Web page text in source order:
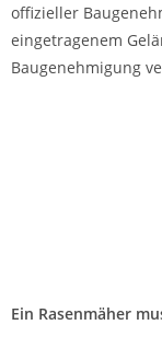
offizieller
eingetragenem
Baugenehmigung
Ein Rasenmäher